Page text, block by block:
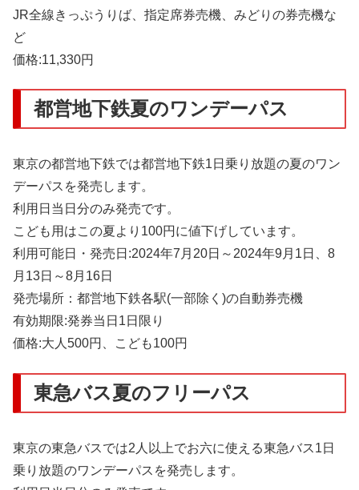
JR全線きっぷうりば、指定席券売機、みどりの券売機な
ど
価格:11,330円
都営地下鉄夏のワンデーパス
東京の都営地下鉄では都営地下鉄1日乗り放題の夏のワン
デーパスを発売します。
利用日当日分のみ発売です。
こども用はこの夏より100円に値下げしています。
利用可能日・発売日:2024年7月20日～2024年9月1日、8
月13日～8月16日
発売場所：都営地下鉄各駅(一部除く)の自動券売機
有効期限:発券当日1日限り
価格:大人500円、こども100円
東急バス夏のフリーパス
東京の東急バスでは2人以上でお六に使える東急バス1日
乗り放題のワンデーパスを発売します。